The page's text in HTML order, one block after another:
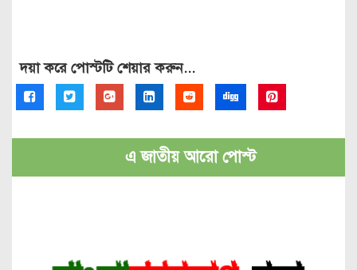
দয়া করে পোস্টটি শেয়ার করুন...
এ জাতীয় আরো পোস্ট